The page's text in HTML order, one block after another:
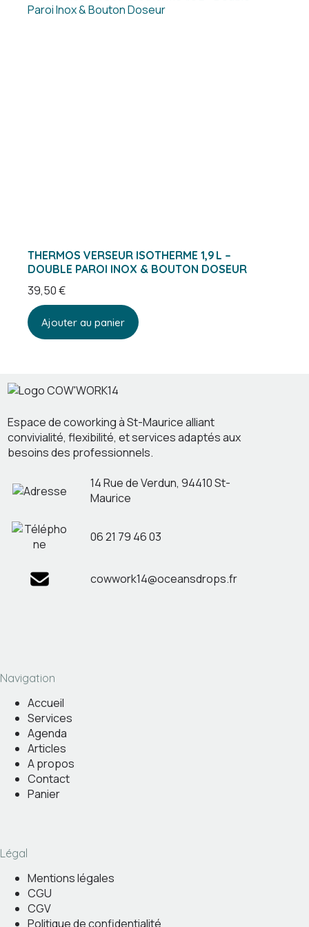
THERMOS VERSEUR ISOTHERME 1,9 L –
DOUBLE PAROI INOX & BOUTON DOSEUR
39,50€
Ajouter au panier
Espace de coworking à St-Maurice alliant
convivialité, flexibilité, et services adaptés aux
besoins des professionnels.
14 Rue de Verdun, 94410 St-
Maurice
06 21 79 46 03
cowwork14@oceansdrops.fr
Navigation
Accueil
Services
Agenda
Articles
A propos
Contact
Panier
Légal
Mentions légales
CGU
CGV
Politique de confidentialité